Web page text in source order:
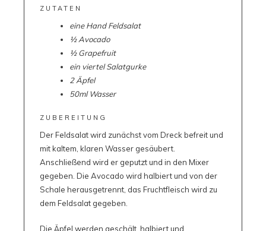
ZUTATEN
eine Hand Feldsalat
½ Avocado
½ Grapefruit
ein viertel Salatgurke
2 Äpfel
50ml Wasser
ZUBEREITUNG
Der Feldsalat wird zunächst vom Dreck befreit und
mit kaltem, klaren Wasser gesäubert.
Anschließend wird er geputzt und in den Mixer
gegeben. Die Avocado wird halbiert und von der
Schale herausgetrennt, das Fruchtfleisch wird zu
dem Feldsalat gegeben.
Die Äpfel werden geschält, halbiert und